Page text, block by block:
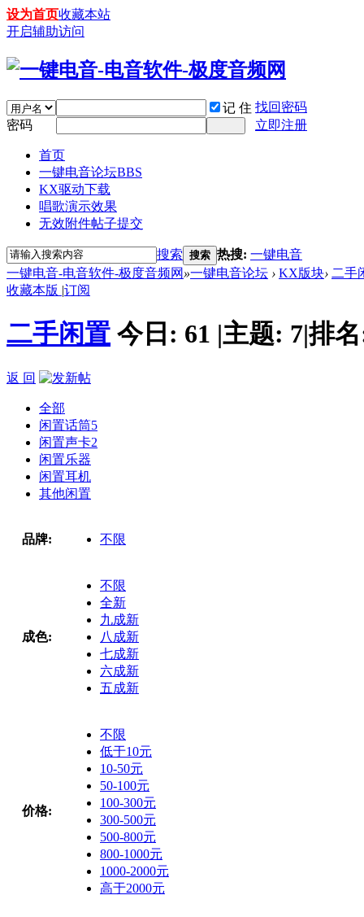
设为首页收藏本站
开启辅助访问
记 住 找回密码
密码
立即注册
首页
一键电音论坛BBS
KX驱动下载
唱歌演示效果
无效附件帖子提交
搜索 搜索 热搜: 一键电音
一键电音-电音软件-极度音频网 »一键电音论坛 › KX版块› 二手
收藏本版 |订阅
二手闲置 今日: 61 |主题: 7|排
返 回
全部
闲置话筒5
闲置声卡2
闲置乐器
闲置耳机
其他闲置
品牌: 不限
成色:
不限
全新
九成新
八成新
七成新
六成新
五成新
价格:
不限
低于10元
10-50元
50-100元
100-300元
300-500元
500-800元
800-1000元
1000-2000元
高于2000元